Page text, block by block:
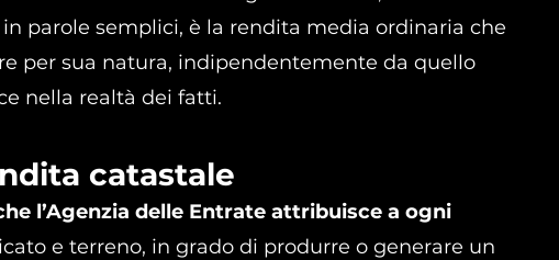
parole semplici, è la rendita media ordinaria che
per sua natura, indipendentemente da quello
nella realtà dei fatti.
catastale
l’Agenzia delle Entrate attribuisce a ogni
e terreno, in grado di produrre o generare un